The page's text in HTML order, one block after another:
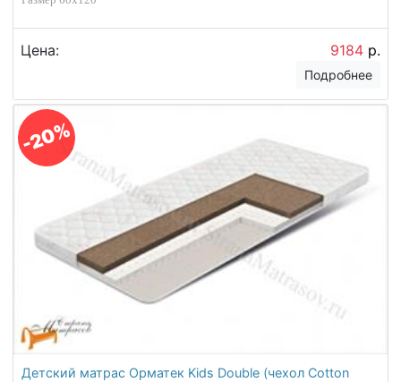
Цена: 9184 р.
Подробнее
-20%
Детский матрас Орматек Kids Double (чехол Cotton